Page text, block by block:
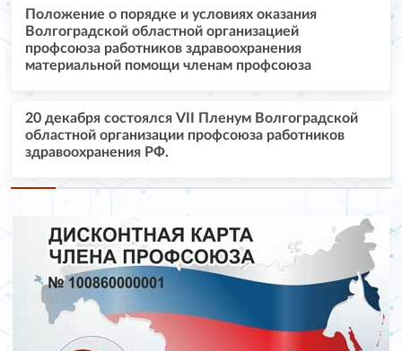
Положение о порядке и условиях оказания
Волгоградской областной организацией
профсоюза работников здравоохранения
материальной помощи членам профсоюза
20 декабря состоялся VII Пленум Волгоградской
областной организации профсоюза работников
здравоохранения РФ.